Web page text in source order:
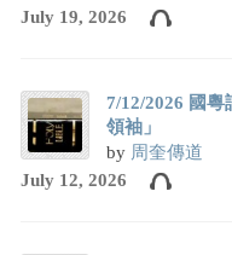
July 19, 2026
7/12/2026 國
領袖」
by 周奎傳道
July 12, 2026